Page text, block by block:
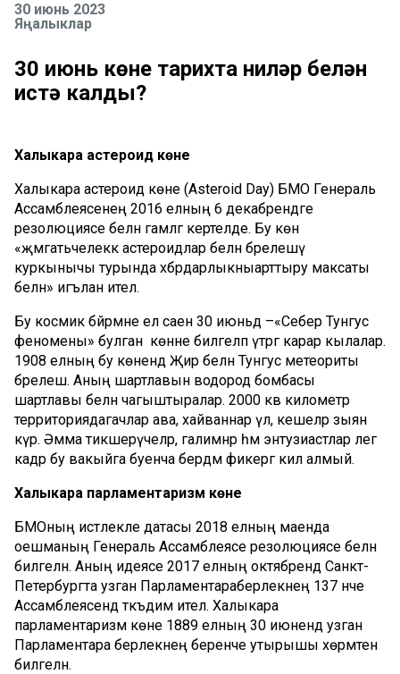
30 июнь 2023
Яңалыклар
30 июнь көне тарихта ниләр белән
истә калды?
Халыкара астероид көне
Халыкара астероид көне (Asteroid Day) БМО Генераль
Ассамблеясенең 2016 елның 6 декабрендәге
резолюциясе белән гамәлгә кертелде. Бу көн
«җәмәгатьчелеккә астероидлар белән бәрелешү
куркынычы турында хәбәрдарлыкныарттыру максаты
белән» игълан ителә.
Бу космик бәйрәмне ел саен 30 июньдә –«Себер Тунгус
феномены» булган көнне билгеләп үтәргә карар кылалар.
1908 елның бу көнендә Җир белән Тунгус метеориты
бәрелешә. Аның шартлавын водород бомбасы
шартлавы белән чагыштыралар. 2000 кв километр
территориядәагачлар ава, хайваннар үл, кешеләр зыян
күр. Әмма тикшерүчеләр, галимнәр һәм энтузиастлар әлегә
кадәр бу вакыйга буенча бердәм фикергә кил ә алмый.
Халыкара парламентаризм көне
БМОның истәлекле датасы 2018 елның маенда
оешманың Генераль Ассамблеясе резолюциясе белән
билгеләнә. Аның идеясе 2017 елның октябрендә Санкт-
Петербургта узган Парламентараберлекнең 137 нче
Ассамблеясендә тәкъдим ителә. Халыкара
парламентаризм көне 1889 елның 30 июнендә узган
Парламентара берлекнең беренче утырышы хөрмәтенә
билгеләнә.